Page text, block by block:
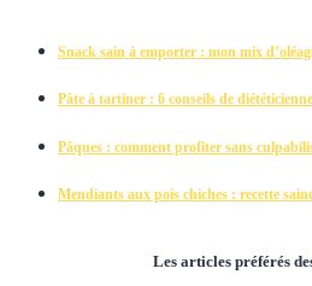
Snack sain à emporter : mon mix
Pâte à tartiner : 6 conseils de
Pâques : comment profiter sans
Mendiants aux pois chiches : recette
Les articles préférés